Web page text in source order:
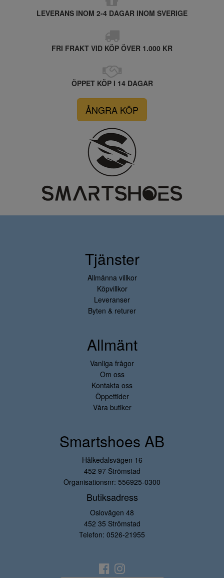
LEVERANS INOM 2-4 DAGAR INOM SVERIGE
FRI FRAKT VID KÖP ÖVER 1.000 KR
ÖPPET KÖP I 14 DAGAR
ÅNGRA KÖP
Tjänster
Allmänna villkor
Köpvillkor
Leveranser
Byten & returer
Allmänt
Vanliga frågor
Om oss
Kontakta oss
Öppettider
Våra butiker
Smartshoes AB
Hålkedalsvägen 16
452 97 Strömstad
Organisationsnr: 556925-0300
Butiksadress
Oslovägen 48
452 35 Strömstad
Telefon: 0526-21955